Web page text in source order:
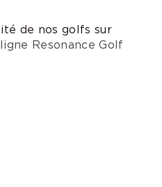
de nos golfs sur
Resonance Golf